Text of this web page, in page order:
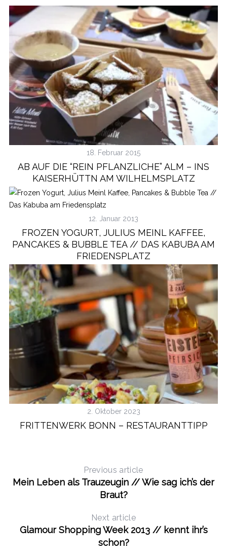
18. Februar 2015
AB AUF DIE “REIN PFLANZLICHE” ALM – INS
KAISERHÜTTN AM WILHELMSPLATZ
12. Januar 2013
FROZEN YOGURT, JULIUS MEINL KAFFEE,
PANCAKES & BUBBLE TEA // DAS KABUBA AM
FRIEDENSPLATZ
2. Oktober 2023
FRITTENWERK BONN – RESTAURANTTIPP
Previous article
Mein Leben als Trauzeugin // Wie sag ich’s der
Braut?
Next article
Glamour Shopping Week 2013 // kennt ihr’s
schon?